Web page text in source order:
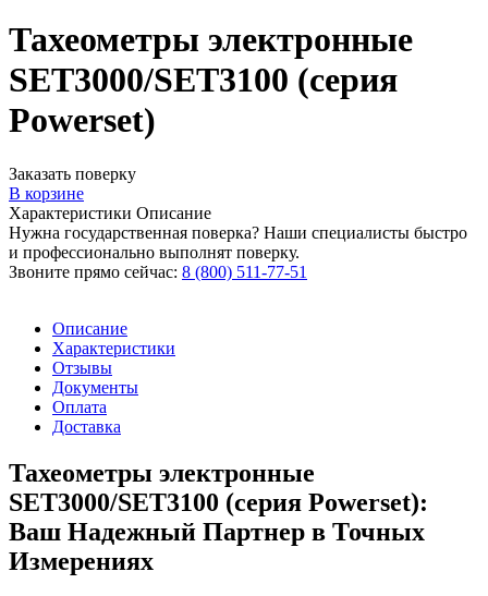
Тахеометры электронные
SET3000/SET3100 (серия
Powerset)
Заказать поверку
В корзине
Характеристики Описание
Нужна государственная поверка? Наши специалисты быстро
и профессионально выполнят поверку.
Звоните прямо сейчас: 8 (800) 511-77-51
Описание
Характеристики
Отзывы
Документы
Оплата
Доставка
Тахеометры электронные
SET3000/SET3100 (серия Powerset):
Ваш Надежный Партнер в Точных
Измерениях